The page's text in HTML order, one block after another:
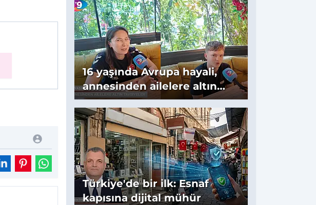
16 yaşında Avrupa hayali,
annesinden ailelere altın
tavsiyeler
Türkiye'de bir ilk: Esnaf
kapısına dijital mühür